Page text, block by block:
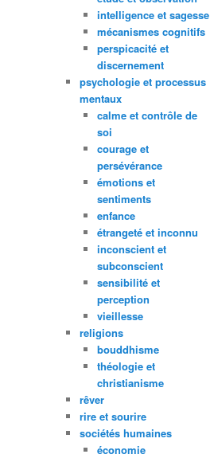
intelligence et sagesse
mécanismes cognitifs
perspicacité et
discernement
psychologie et processus
mentaux
calme et contrôle de
soi
courage et
persévérance
émotions et
sentiments
enfance
étrangeté et inconnu
inconscient et
subconscient
sensibilité et
perception
vieillesse
religions
bouddhisme
théologie et
christianisme
rêver
rire et sourire
sociétés humaines
économie